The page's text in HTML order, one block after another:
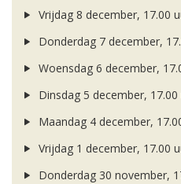
Vrijdag 8 december, 17.00
Donderdag 7 december,
Woensdag 6 december,
Dinsdag 5 december, 17.00
Maandag 4 december,
Vrijdag 1 december, 17.00
Donderdag 30 november,